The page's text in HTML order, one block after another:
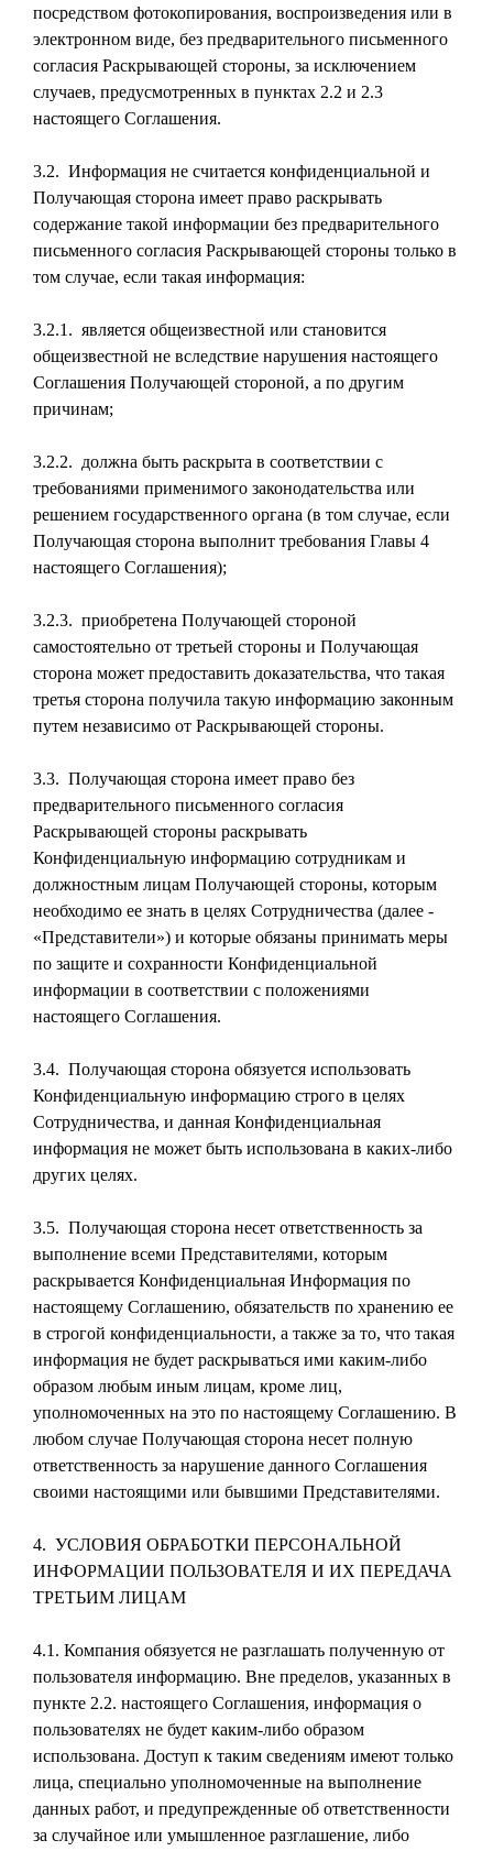
посредством фотокопирования, воспроизведения или в
электронном виде, без предварительного письменного
согласия Раскрывающей стороны, за исключением
случаев, предусмотренных в пунктах 2.2 и 2.3
настоящего Соглашения.
3.2. Информация не считается конфиденциальной и
Получающая сторона имеет право раскрывать
содержание такой информации без предварительного
письменного согласия Раскрывающей стороны только в
том случае, если такая информация:
3.2.1. является общеизвестной или становится
общеизвестной не вследствие нарушения настоящего
Соглашения Получающей стороной, а по другим
причинам;
3.2.2. должна быть раскрыта в соответствии с
требованиями применимого законодательства или
решением государственного органа (в том случае, если
Получающая сторона выполнит требования Главы 4
настоящего Соглашения);
3.2.3. приобретена Получающей стороной
самостоятельно от третьей стороны и Получающая
сторона может предоставить доказательства, что такая
третья сторона получила такую информацию законным
путем независимо от Раскрывающей стороны.
3.3. Получающая сторона имеет право без
предварительного письменного согласия
Раскрывающей стороны раскрывать
Конфиденциальную информацию сотрудникам и
должностным лицам Получающей стороны, которым
необходимо ее знать в целях Сотрудничества (далее -
«Представители») и которые обязаны принимать меры
по защите и сохранности Конфиденциальной
информации в соответствии с положениями
настоящего Соглашения.
3.4. Получающая сторона обязуется использовать
Конфиденциальную информацию строго в целях
Сотрудничества, и данная Конфиденциальная
информация не может быть использована в каких-либо
других целях.
3.5. Получающая сторона несет ответственность за
выполнение всеми Представителями, которым
раскрывается Конфиденциальная Информация по
настоящему Соглашению, обязательств по хранению ее
в строгой конфиденциальности, а также за то, что такая
информация не будет раскрываться ими каким-либо
образом любым иным лицам, кроме лиц,
уполномоченных на это по настоящему Соглашению. В
любом случае Получающая сторона несет полную
ответственность за нарушение данного Соглашения
своими настоящими или бывшими Представителями.
4. УСЛОВИЯ ОБРАБОТКИ ПЕРСОНАЛЬНОЙ
ИНФОРМАЦИИ ПОЛЬЗОВАТЕЛЯ И ИХ ПЕРЕДАЧА
ТРЕТЬИМ ЛИЦАМ
4.1. Компания обязуется не разглашать полученную от
пользователя информацию. Вне пределов, указанных в
пункте 2.2. настоящего Соглашения, информация о
пользователях не будет каким-либо образом
использована. Доступ к таким сведениям имеют только
лица, специально уполномоченные на выполнение
данных работ, и предупрежденные об ответственности
за случайное или умышленное разглашение, либо